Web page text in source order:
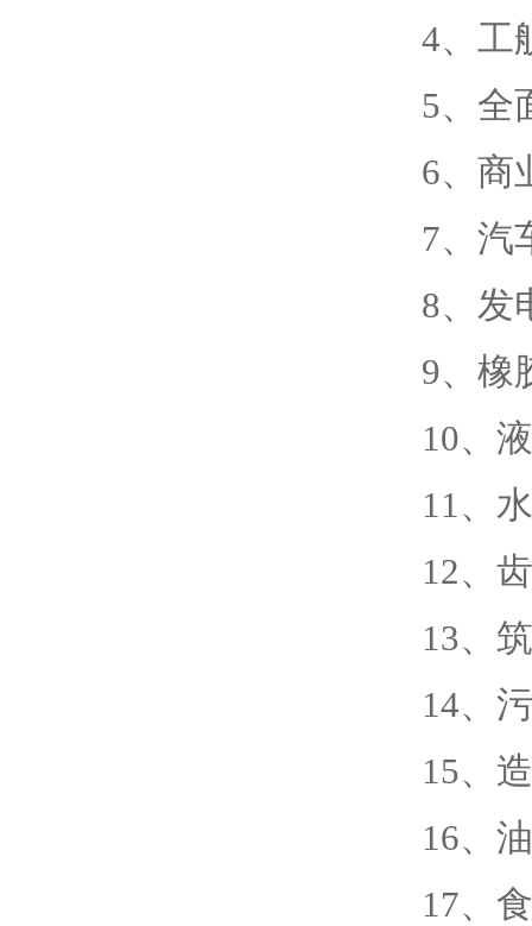
4、工
5、全
6、商
7、汽
8、发
9、橡
10、
11、
12、
13、
14、
15、
16、
17、